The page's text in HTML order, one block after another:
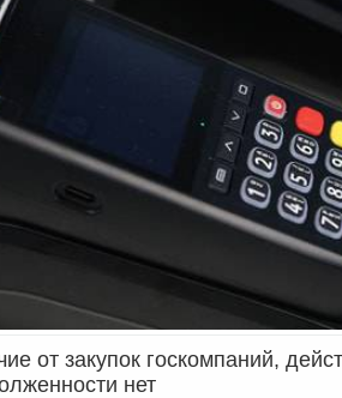
от закупок госкомпаний,
нет